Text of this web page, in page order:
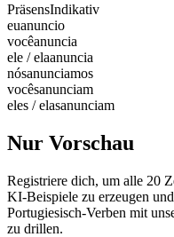
PräsensIndikativ
euanuncio
vocêanuncia
ele / elaanuncia
nósanunciamos
vocêsanunciam
eles / elasanunciam
Nur Vorschau
Registriere dich, um alle 20
KI-Beispiele zu erzeugen
Portugiesisch-Verben mit
zu drillen.